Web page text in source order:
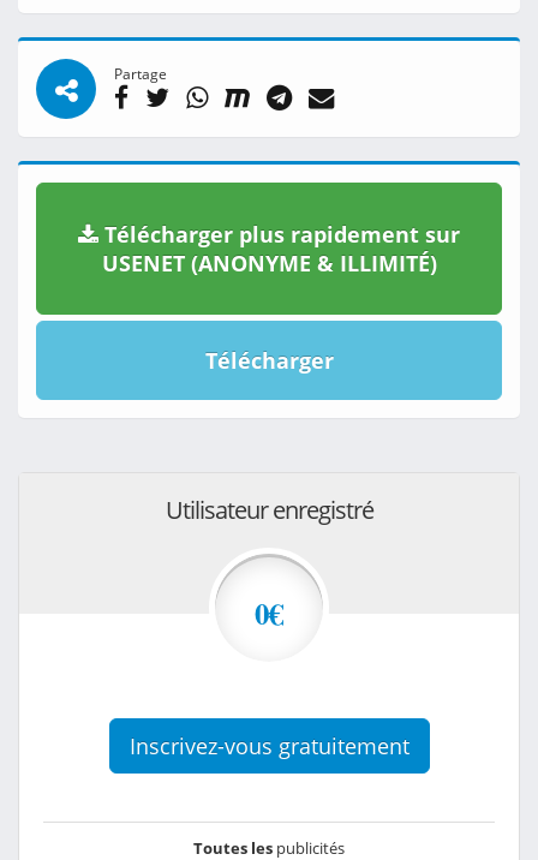
Partage
Télécharger plus rapidement sur
USENET (ANONYME & ILLIMITÉ)
Télécharger
Utilisateur enregistré
0€
Inscrivez-vous gratuitement
Toutes les publicités